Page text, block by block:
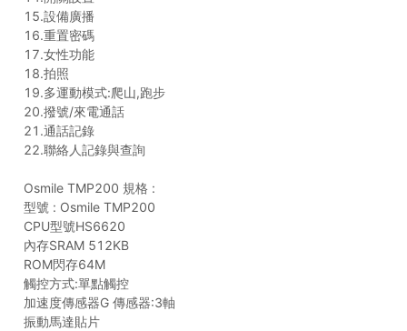
15.設備廣播
16.重置密碼
17.女性功能
18.拍照
19.多運動模式:爬山,跑步
20.撥號/來電通話
21.通話記錄
22.聯絡人記錄與查詢
Osmile TMP200 規格 :
型號 : Osmile TMP200
CPU型號HS6620
內存SRAM 512KB
ROM閃存64M
觸控方式:單點觸控
加速度傳感器G 傳感器:3軸
振動馬達貼片